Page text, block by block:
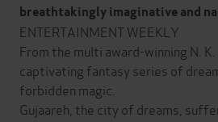
breathtakingly imaginative and
ENTERTAINMENT WEEKLY
From the multi award-winning N.
captivating fantasy series of
forbidden magic.
Gujaareh, the city of dreams,